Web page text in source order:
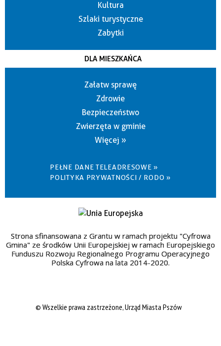
Kultura
Szlaki turystyczne
Zabytki
DLA MIESZKAŃCA
Załatw sprawę
Zdrowie
Bezpieczeństwo
Zwierzęta w gminie
Więcej »
PEŁNE DANE TELEADRESOWE »
POLITYKA PRYWATNOŚCI / RODO »
Strona sfinansowana z Grantu w ramach projektu "Cyfrowa
Gmina" ze środków Unii Europejskiej w ramach Europejskiego
Funduszu Rozwoju Regionalnego Programu Operacyjnego
Polska Cyfrowa na lata 2014-2020.
© Wszelkie prawa zastrzeżone, Urząd Miasta Pszów